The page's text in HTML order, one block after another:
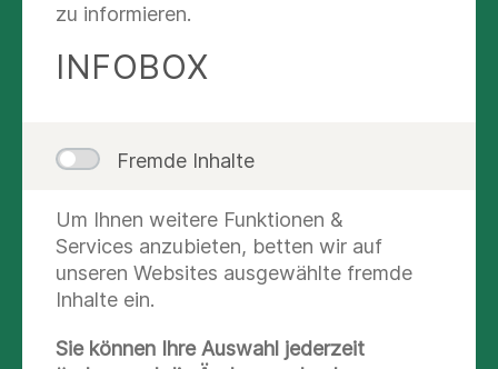
Verfahren 2
WEITERHIN GUT
VERSORGT: IHRE
zu informieren.
INFOBOX
Fremde Inhalte
Um Ihnen weitere Funktionen &
Services anzubieten, betten wir auf
unseren Websites ausgewählte fremde
Inhalte ein.
Sie können Ihre Auswahl jederzeit